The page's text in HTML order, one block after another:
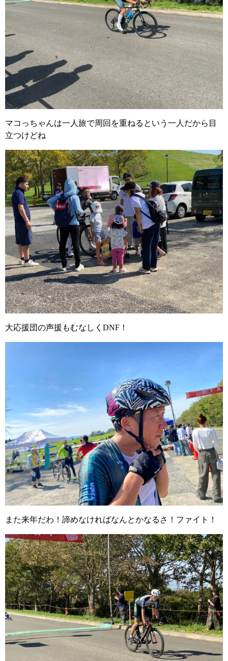
マコっちゃんは一人旅で周回を重ねるという一人だから目
立つけどね
大応援団の声援もむなしくDNF！
また来年だわ！諦めなければなんとかなるさ！ファイト！